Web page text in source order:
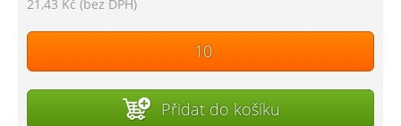
21,43 Kč (bez DPH)
Přidat do košíku